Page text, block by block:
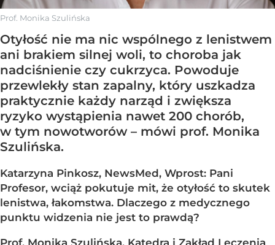
Prof. Monika Szulińska
Otyłość nie ma nic wspólnego z lenistwem
ani brakiem silnej woli, to choroba jak
nadciśnienie czy cukrzyca. Powoduje
przewlekły stan zapalny, który uszkadza
praktycznie każdy narząd i zwiększa
ryzyko wystąpienia nawet 200 chorób,
w tym nowotworów – mówi prof. Monika
Szulińska.
Katarzyna Pinkosz, NewsMed, Wprost: Pani
Profesor, wciąż pokutuje mit, że otyłość to skutek
lenistwa, łakomstwa. Dlaczego z medycznego
punktu widzenia nie jest to prawdą?